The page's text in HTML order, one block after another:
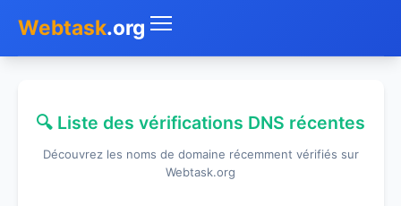
Webtask.org
Whois🔍 Liste des vérifications DNS récentes
Découvrez les noms de domaine récemment vérifiés sur
Webtask.org